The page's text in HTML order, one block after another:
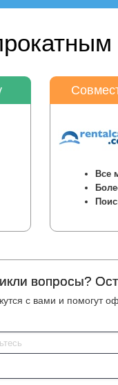
Все
вопросы?
с вами и помогут